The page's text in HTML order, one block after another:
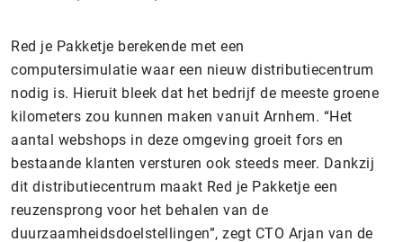
Red je Pakketje berekende met een
computersimulatie waar een nieuw distributiecentrum
nodig is. Hieruit bleek dat het bedrijf de meeste groene
kilometers zou kunnen maken vanuit Arnhem. “Het
aantal webshops in deze omgeving groeit fors en
bestaande klanten versturen ook steeds meer. Dankzij
dit distributiecentrum maakt Red je Pakketje een
reuzensprong voor het behalen van de
duurzaamheidsdoelstellingen”, zegt CTO Arjan van de